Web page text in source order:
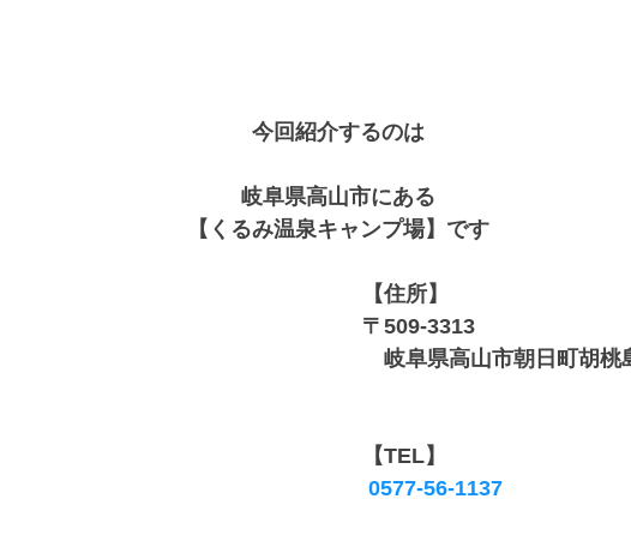
今回紹介するのは
岐阜県高山市にある
【くるみ温泉キャンプ場】です
【住所】
〒509-3313
岐阜県高山市朝日町胡桃
【TEL】
0577-56-1137